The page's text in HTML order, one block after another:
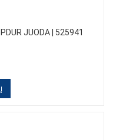
JUODA | 525941